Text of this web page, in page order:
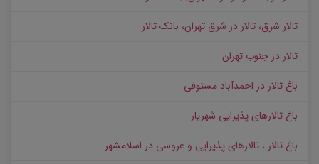
تالار شرق، تالار در شرق تهران، بانک تالار
تالار در جنوب تهران
باغ تالار در احمدآباد مستوفی
باغ تالارهای پذیرایی شهریار
باغ تالار ، تالارهای پذیرایی و عروسی در اسلامشهر